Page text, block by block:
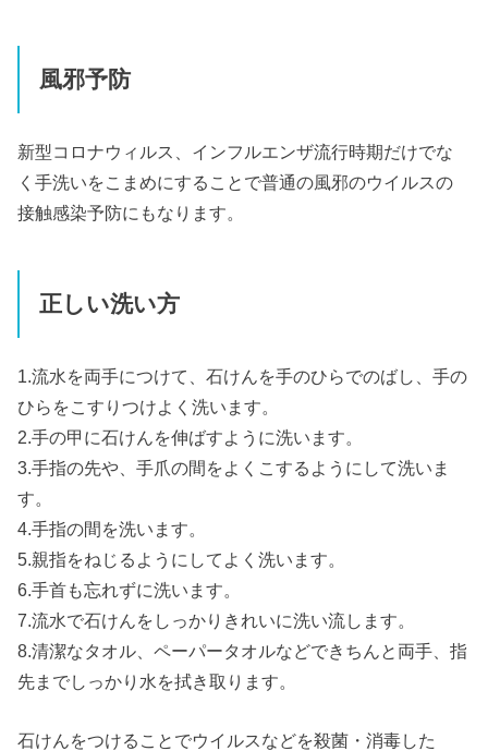
風邪予防
新型コロナウィルス、インフルエンザ流行時期だけでな
く手洗いをこまめにすることで普通の風邪のウイルスの
接触感染予防にもなります。
正しい洗い方
1.流水を両手につけて、石けんを手のひらでのばし、手の
ひらをこすりつけよく洗います。
2.手の甲に石けんを伸ばすように洗います。
3.手指の先や、手爪の間をよくこするようにして洗いま
す。
4.手指の間を洗います。
5.親指をねじるようにしてよく洗います。
6.手首も忘れずに洗います。
7.流水で石けんをしっかりきれいに洗い流します。
8.清潔なタオル、ペーパータオルなどできちんと両手、指
先までしっかり水を拭き取ります。
石けんをつけることでウイルスなどを殺菌・消毒した